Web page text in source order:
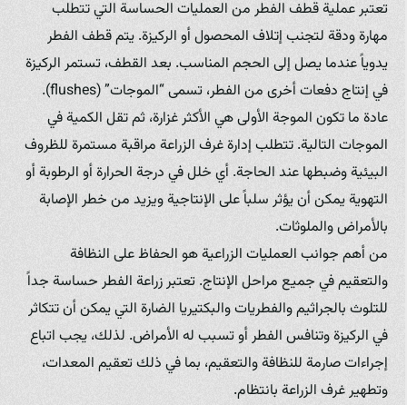
تعتبر عملية قطف الفطر من العمليات الحساسة التي تتطلب
مهارة ودقة لتجنب إتلاف المحصول أو الركيزة. يتم قطف الفطر
يدوياً عندما يصل إلى الحجم المناسب. بعد القطف، تستمر الركيزة
في إنتاج دفعات أخرى من الفطر، تسمى “الموجات” (flushes).
عادة ما تكون الموجة الأولى هي الأكثر غزارة، ثم تقل الكمية في
الموجات التالية. تتطلب إدارة غرف الزراعة مراقبة مستمرة للظروف
البيئية وضبطها عند الحاجة. أي خلل في درجة الحرارة أو الرطوبة أو
التهوية يمكن أن يؤثر سلباً على الإنتاجية ويزيد من خطر الإصابة
بالأمراض والملوثات.
من أهم جوانب العمليات الزراعية هو الحفاظ على النظافة
والتعقيم في جميع مراحل الإنتاج. تعتبر زراعة الفطر حساسة جداً
للتلوث بالجراثيم والفطريات والبكتيريا الضارة التي يمكن أن تتكاثر
في الركيزة وتنافس الفطر أو تسبب له الأمراض. لذلك، يجب اتباع
إجراءات صارمة للنظافة والتعقيم، بما في ذلك تعقيم المعدات،
وتطهير غرف الزراعة بانتظام.